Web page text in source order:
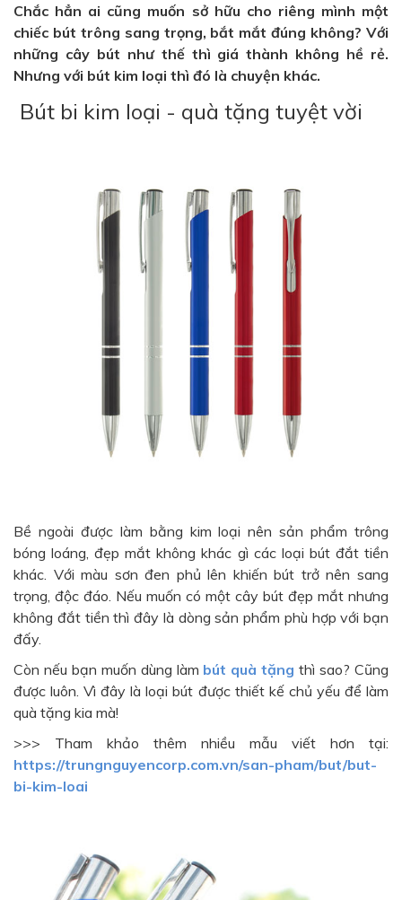
Chắc hẳn ai cũng muốn sở hữu cho riêng mình một
chiếc bút trông sang trọng, bắt mắt đúng không? Với
những cây bút như thế thì giá thành không hề rẻ.
Nhưng với bút kim loại thì đó là chuyện khác.
Bút bi kim loại - quà tặng tuyệt vời
Bề ngoài được làm bằng kim loại nên sản phẩm trông
bóng loáng, đẹp mắt không khác gì các loại bút đắt tiền
khác. Với màu sơn đen phủ lên khiến bút trở nên sang
trọng, độc đáo. Nếu muốn có một cây bút đẹp mắt nhưng
không đắt tiền thì đây là dòng sản phẩm phù hợp với bạn
đấy.
Còn nếu bạn muốn dùng làm bút quà tặng thì sao? Cũng
được luôn. Vì đây là loại bút được thiết kế chủ yếu để làm
quà tặng kia mà!
>>> Tham khảo thêm nhiều mẫu viết hơn tại:
https://trungnguyencorp.com.vn/san-pham/but/but-
bi-kim-loai